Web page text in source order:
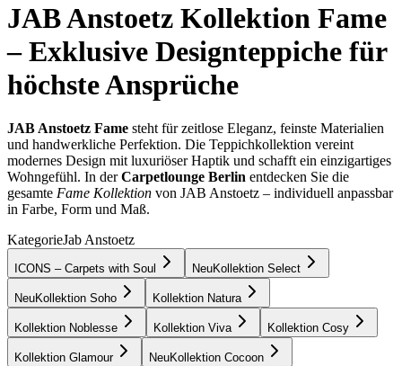
JAB Anstoetz Kollektion Fame
– Exklusive Designteppiche für
höchste Ansprüche
JAB Anstoetz Fame steht für zeitlose Eleganz, feinste Materialien
und handwerkliche Perfektion. Die Teppichkollektion vereint
modernes Design mit luxuriöser Haptik und schafft ein einzigartiges
Wohngefühl. In derCarpetlounge Berlin entdecken Sie die
gesamte Fame Kollektion von JAB Anstoetz – individuell anpassbar
in Farbe, Form und Maß.
KategorieJab Anstoetz
ICONS – Carpets with Soul NeuKollektion Select
NeuKollektion Soho Kollektion Natura
Kollektion Noblesse Kollektion Viva Kollektion Cosy
Kollektion Glamour NeuKollektion Cocoon